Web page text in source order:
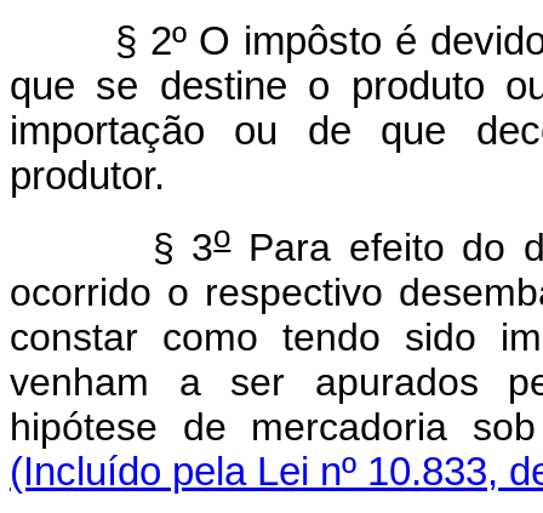
§ 2º O impôsto é devido
que se destine o produto
importação ou de que
produtor.
§ 3oPara efeito do
ocorrido o respectivo
constar como tendo sido
venham a ser apurados
hipótese de mercadoria
(Incluído pela Lei nº 10.833,